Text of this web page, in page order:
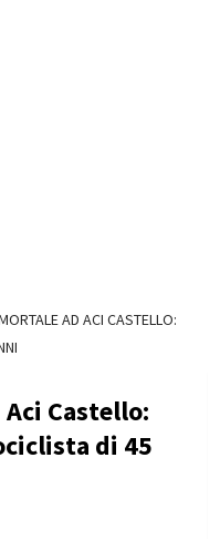
AD ACI CASTELLO:
Castello:
di 45